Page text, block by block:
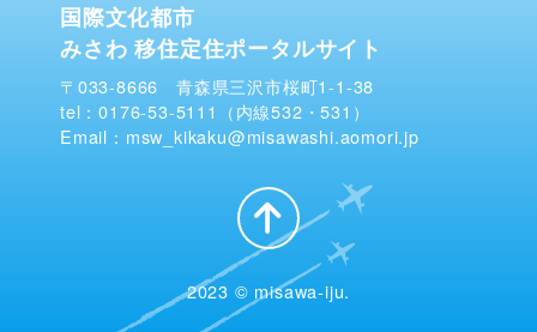
国際文化都市
みさわ 移住定住ポータルサイト
〒033-8666 青森県三沢市桜町1-1-38
tel：0176-53-5111（内線532・531）
Email：msw_kikaku@misawashi.aomori.jp
2023 © misawa-iju.